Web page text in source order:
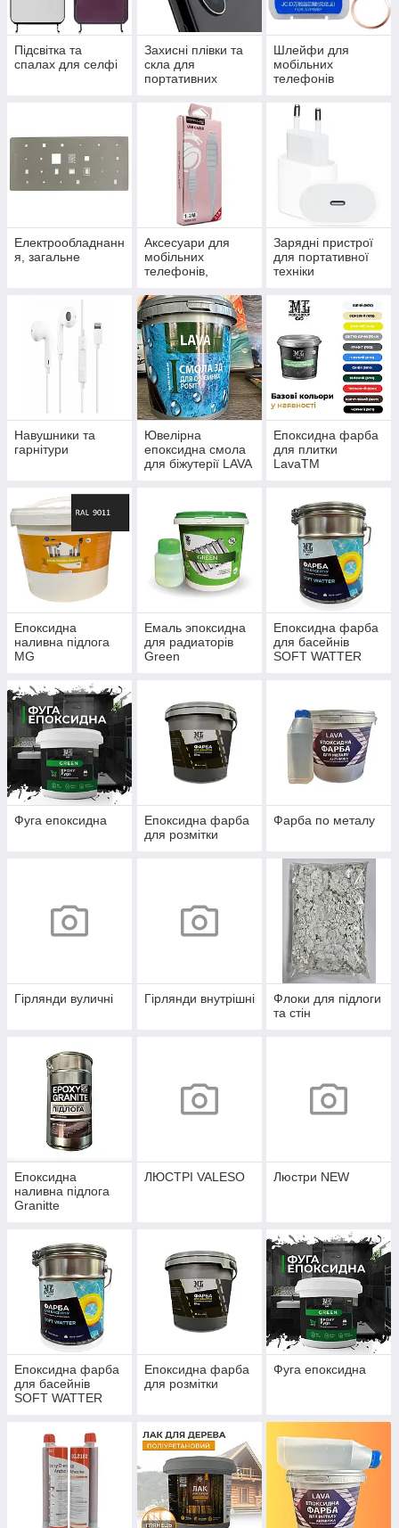
Підсвітка та
спалах для селфі
Захисні плівки та
скла для
портативних
Шлейфи для
мобільних
телефонів
Електрообладнанн
я, загальне
Аксесуари для
мобільних
телефонів,
Зарядні пристрої
для портативної
техніки
Навушники та
гарнітури
Ювелірна
епоксидна смола
для біжутерії LAVA
Епоксидна фарба
для плитки
LavaTM
Епоксидна
наливна підлога
MG
Емаль эпоксидна
для радиаторів
Green
Епоксидна фарба
для басейнів
SOFT WATTER
Фуга епоксидна
Епоксидна фарба
для розмітки
Фарба по металу
Гірлянди вуличні Гірлянди внутрішні
Флоки для підлоги
та стін
Епоксидна
наливна підлога
Granitte
ЛЮСТРІ VALESO Люстри NEW
Епоксидна фарба
для басейнів
SOFT WATTER
Епоксидна фарба
для розмітки
Фуга епоксидна